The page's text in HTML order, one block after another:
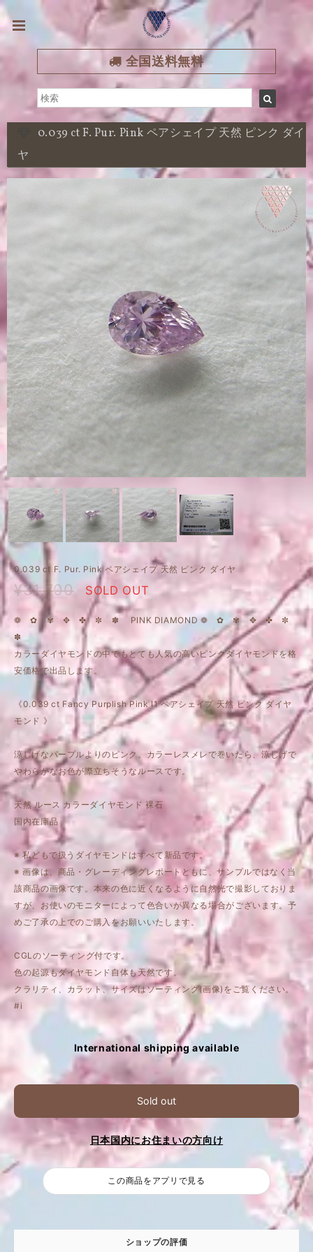
全国送料無料
0.039 ct F. Pur. Pink ペアシェイプ 天然 ピンク ダイ
ヤ
0.039 ct F. Pur. Pink ペアシェイプ 天然 ピンク ダイヤ
¥31,700 SOLD OUT
❁ ✿ ✾ ✥ ✤ ✼ ✽ PINK DIAMOND ❁ ✿ ✾ ✥ ✤ ✼
✽
カラーダイヤモンドの中でもとても人気の高いピンクダイヤモンドを格
安価格で出品します。
《0.039 ct Fancy Purplish Pink I1 ペアシェイプ 天然 ピンク ダイヤ
モンド 》
涼しげなパープルよりのピンク。カラーレスメレで巻いたら、涼しげで
やわらかなお色が際立ちそうなルースです。
天然 ルース カラーダイヤモンド 裸石
国内在庫品
※ 私どもで扱うダイヤモンドはすべて新品です。
※ 画像は、商品・グレーディングレポートともに、サンプルではなく当
該商品の画像です。本来の色に近くなるように自然光で撮影しておりま
すが、お使いのモニターによって色合いが異なる場合がございます。予
めご了承の上でのご購入をお願いいたします。
CGLのソーティング付です。
色の起源もダイヤモンド自体も天然です。
クラリティ、カラット、サイズはソーティング(画像)をご覧ください。
#i
International shipping available
Sold out
日本国内にお住まいの方向け
この商品をアプリで見る
ショップの評価